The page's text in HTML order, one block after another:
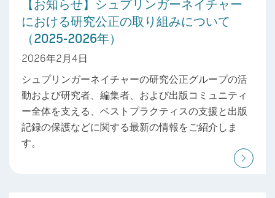
【お知らせ】シュプリンガーネイチャー
における研究公正の取り組みについて
（2025-2026年）
2026年2月4日
シュプリンガーネイチャーの研究公正グループの活
動および研究者、編集者、および出版コミュニティ
ー全体を支える、ベストプラクティスの支援と出版
記録の保護などに関する最新の情報をご紹介しま
す。